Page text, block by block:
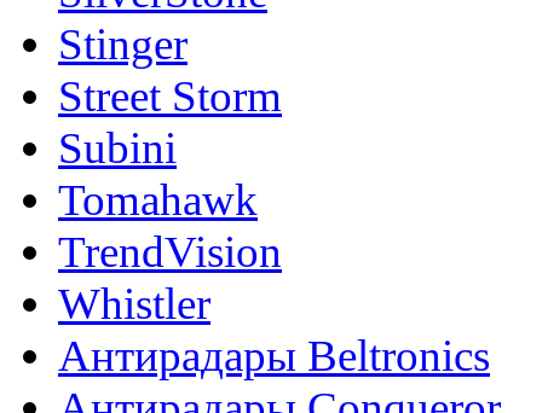
Stinger
Street Storm
Subini
Tomahawk
TrendVision
Whistler
Антирадары Beltronics